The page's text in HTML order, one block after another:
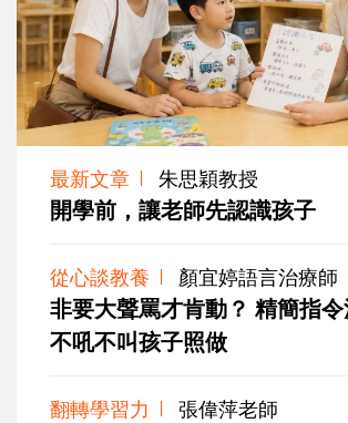
最新文章 朱思穎教授
開學前，讓老師先認識孩子
從心談教養 顏宜婷語言治療師
非要大聲罵才肯動？ 精簡指令
不吼不叫孩子照做
翻轉學習力 張偉萍老師